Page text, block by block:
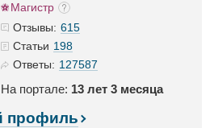
Магистр
Отзывы: 615
Статьи 198
Ответы: 127587
На портале: 13 лет 3 месяца
профиль